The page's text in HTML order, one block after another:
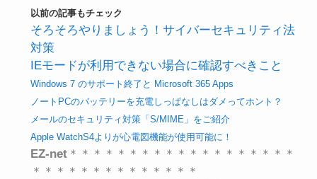
以前の記事もチェック
そろそろやりましょう！サイバーセキュリティ法
対策
IEモードが利用できない場合に確認すべきこと
Windows 7 のサポート終了と Microsoft 365 Apps
ノートPCのバッテリーを充電しっぱなしはダメってホント？
メールのセキュリティ対策「S/MIME」をご紹介
Apple WatchS4よりが心電図機能が使用可能に！
EZ-net ＊＊＊＊＊＊＊＊＊＊＊＊＊＊＊＊＊＊＊
＊＊＊＊＊＊＊＊＊＊＊＊＊＊